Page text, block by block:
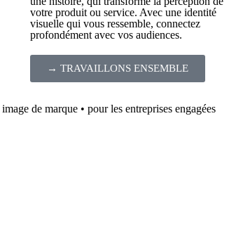
votre produit ou service. Avec une identité
visuelle qui vous ressemble, connectez
profondément avec vos audiences.
→ TRAVAILLONS ENSEMBLE
de marque • pour les entreprises engagées